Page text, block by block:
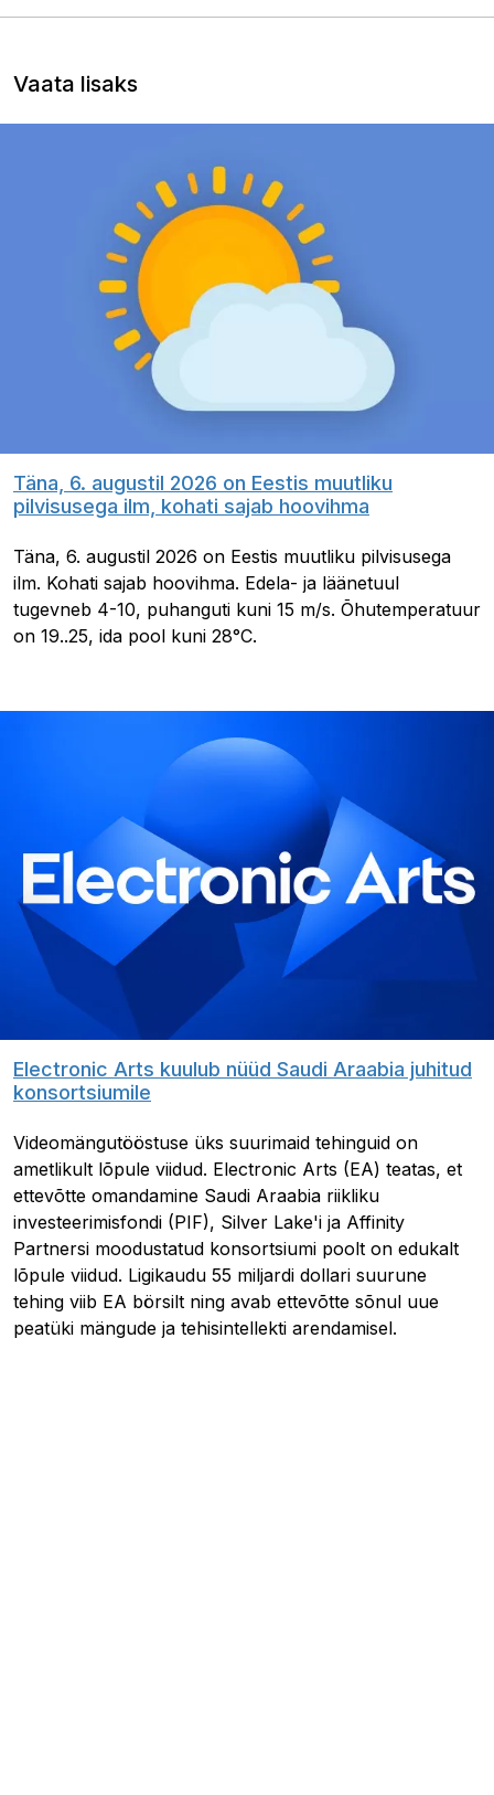
Vaata lisaks
Täna, 6. augustil 2026 on Eestis muutliku
pilvisusega ilm, kohati sajab hoovihma
Täna, 6. augustil 2026 on Eestis muutliku pilvisusega
ilm. Kohati sajab hoovihma. Edela- ja läänetuul
tugevneb 4-10, puhanguti kuni 15 m/s. Õhutemperatuur
on 19..25, ida pool kuni 28°C.
Electronic Arts kuulub nüüd Saudi Araabia juhitud
konsortsiumile
Videomängutööstuse üks suurimaid tehinguid on
ametlikult lõpule viidud. Electronic Arts (EA) teatas, et
ettevõtte omandamine Saudi Araabia riikliku
investeerimisfondi (PIF), Silver Lake'i ja Affinity
Partnersi moodustatud konsortsiumi poolt on edukalt
lõpule viidud. Ligikaudu 55 miljardi dollari suurune
tehing viib EA börsilt ning avab ettevõtte sõnul uue
peatüki mängude ja tehisintellekti arendamisel.